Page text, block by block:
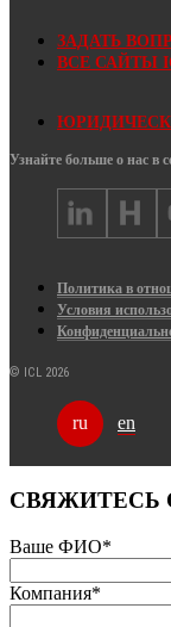
ЗАДАТЬ
ВСЕ САЙТЫ
Узнайте больше о нас в
Политика в
Условия
© ICL 2026
ru en
СВЯЖИТЕСЬ
Ваше ФИО*
Компания*